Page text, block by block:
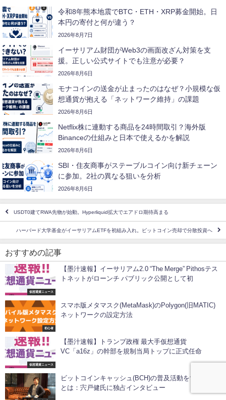
令和8年熊本地震でBTC・ETH・XRP募金開始。日
本円の寄付と何が違う？
2026年8月7日
イーサリアム財団がWeb3の画面改ざん対策を支
援。正しい公式サイトでも注意が必要？
2026年8月6日
モナコインの送金が止まったのはなぜ？小規模な仮
想通貨が抱える「ネットワーク維持」の課題
2026年8月6日
Netflix株に連動する商品を24時間取引？海外版
Binanceの仕組みと日本で使えるかを解説
2026年8月6日
SBI・住友商事がステーブルコイン向け新チェーン
に参加。2社の異なる狙いを分析
2026年8月6日
USDT0建てRWA先物が始動。Hyperliquid拡大でエアドロ期待高まる
ハーバード大学基金がイーサリアムETFを初組み入れ。ビットコイン売却で分散投資へ
おすすめの記事
仮想通貨ニュース
【墨汁速報】イーサリアム2.0 “The Merge” Pithosテス
トネットがローンチ パブリック公開として初
初心者
スマホ版メタマスク(MetaMask)のPolygon(旧MATIC)
ネットワークの設定方法
仮想通貨ニュース
【墨汁速報】トランプ政権 最大手仮想通貨
VC「a16z」の幹部を規制当局トップに正式任命
ビットコインキャッシュ(BCH)の普及活動をする理由
とは：宍戸健氏に独占インタビュー